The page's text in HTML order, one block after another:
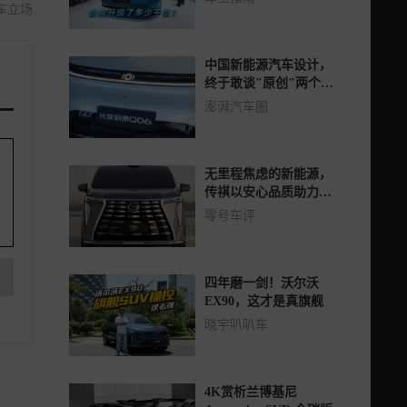
立场
中国新能源汽车设计，
终于敢谈"原创"两个字
了
澎湃汽车圈
无里程焦虑的新能源，
传祺以安心品质助力用
户美好出行
零号车评
四年磨一剑！沃尔沃
EX90，这才是真旗舰
晓宇叭叭车
4K赏析兰博基尼